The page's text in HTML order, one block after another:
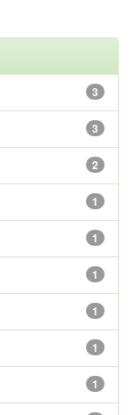
3
3
2
1
1
1
1
1
1